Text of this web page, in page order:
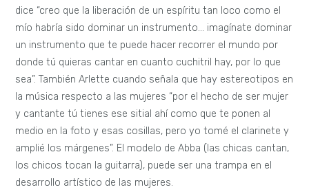
dice “creo que la liberación de un espíritu tan loco como el
mío habría sido dominar un instrumento… imagínate dominar
un instrumento que te puede hacer recorrer el mundo por
donde tú quieras cantar en cuanto cuchitril hay, por lo que
sea”. También Arlette cuando señala que hay estereotipos en
la música respecto a las mujeres “por el hecho de ser mujer
y cantante tú tienes ese sitial ahí como que te ponen al
medio en la foto y esas cosillas, pero yo tomé el clarinete y
amplié los márgenes”. El modelo de Abba (las chicas cantan,
los chicos tocan la guitarra), puede ser una trampa en el
desarrollo artístico de las mujeres.